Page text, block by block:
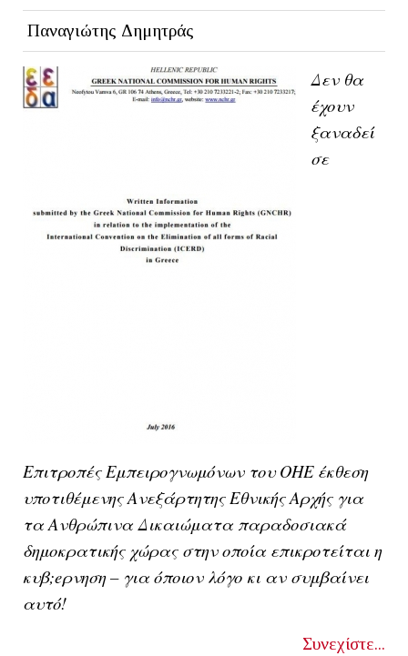
Παναγιώτης Δημητράς
Δεν θα
έχουν
ξαναδεί
σε
Επιτροπές Εμπειρογνωμόνων του ΟΗΕ έκθεση
υποτιθέμενης Ανεξάρτητης Εθνικής Αρχής για
τα Ανθρώπινα Δικαιώματα παραδοσιακά
δημοκρατικής χώρας στην οποία επικροτείται η
κυβ;eρνηση – για όποιον λόγο κι αν συμβαίνει
αυτό!
Συνεχίστε...